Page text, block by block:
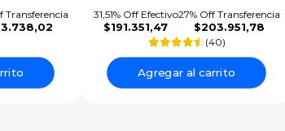
Transferencia 31,51% Off Efectivo
$191.351,47
27% Off Transferencia
$203.951,78
(40)
Agregar al carrito